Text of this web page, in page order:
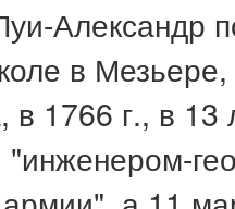
Александр
в Мезьере,
в 1766 г., в